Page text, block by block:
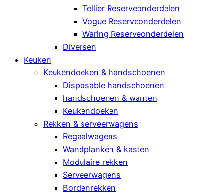
Tellier Reserveonderdelen
Vogue Reserveonderdelen
Waring Reserveonderdelen
Diversen
Keuken
Keukendoeken & handschoenen
Disposable handschoenen
handschoenen & wanten
Keukendoeken
Rekken & serveerwagens
Regaalwagens
Wandplanken & kasten
Modulaire rekken
Serveerwagens
Bordenrekken